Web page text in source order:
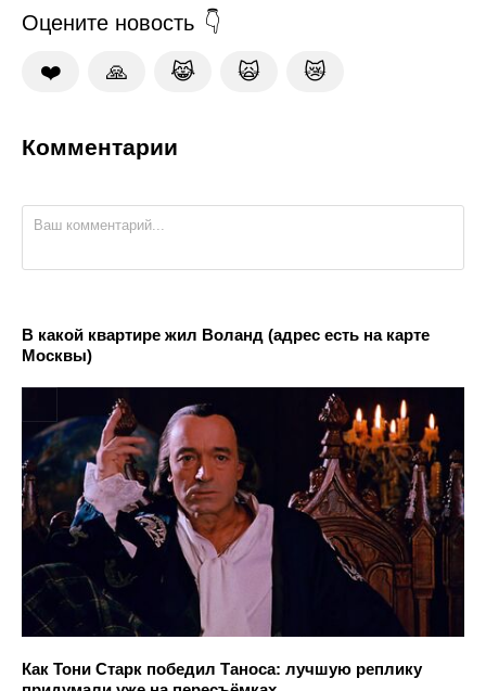
Оцените новость
❤️ 🙏 😹 🙀 😿
Комментарии
В какой квартире жил Воланд (адрес есть на карте
Москвы)
Как Тони Старк победил Таноса: лучшую реплику